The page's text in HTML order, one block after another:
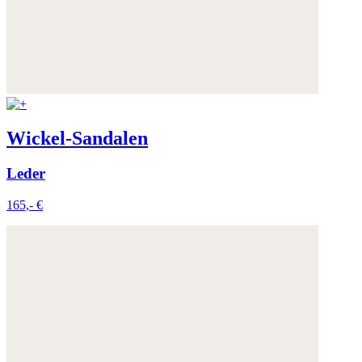
Wickel-Sandalen
Leder
165,- €